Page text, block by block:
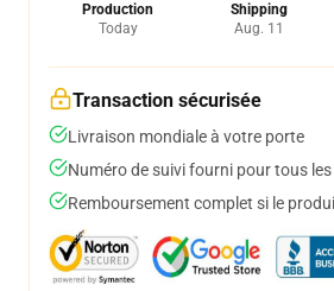
Production
Today
Shipping
Aug. 11
Transaction sécurisée
Livraison mondiale à votre porte
Numéro de suivi fourni pour tous
Remboursement complet si le